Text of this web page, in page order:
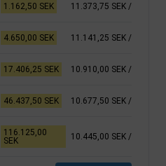
1.162,50 SEK 11.373,75 SEK /
4.650,00 SEK 11.141,25 SEK /
17.406,25 SEK 10.910,00 SEK /
46.437,50 SEK 10.677,50 SEK /
116.125,00
SEK
10.445,00 SEK /